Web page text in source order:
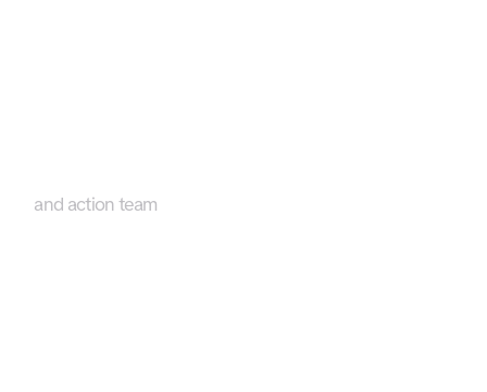
and action team